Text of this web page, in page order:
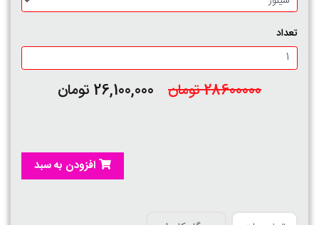
تعداد
28600000 تومان 26,100,000 تومان
افزودن به سبد